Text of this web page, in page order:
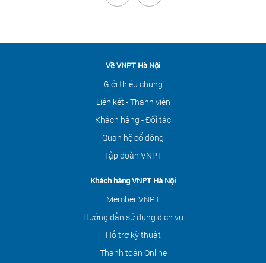
Về VNPT Hà Nội
Giới thiệu chung
Liên kết - Thành viên
Khách hàng - Đối tác
Quan hệ cổ đông
Tập đoàn VNPT
Khách hàng VNPT Hà Nội
Member VNPT
Hướng dẫn sử dụng dịch vụ
Hỗ trợ kỹ thuật
Thanh toán Online